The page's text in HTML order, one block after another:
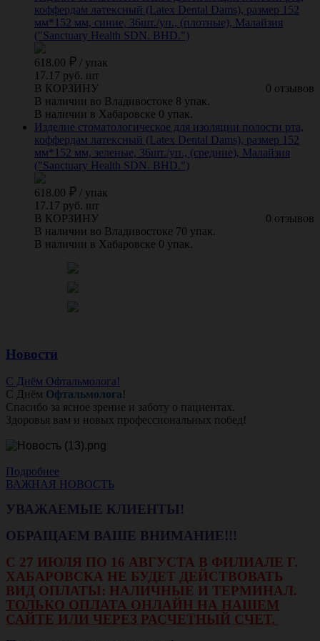
коффердам латексный (Latex Dental Dams), размер 152
мм*152 мм, синие, 36шт./уп., (плотные), Малайзия
("Sanctuary Health SDN. BHD.")
618.00 / упак
17.17 руб. шт
0 отзывов
В КОРЗИНУ
В наличии во Владивостоке 8 упак.
В наличии в Хабаровске 0 упак.
Изделие стоматологическое для изоляции полости рта,
коффердам латексный (Latex Dental Dams), размер 152
мм*152 мм, зеленые, 36шт./уп., (средние), Малайзия
("Sanctuary Health SDN. BHD.")
618.00 / упак
17.17 руб. шт
0 отзывов
В КОРЗИНУ
В наличии во Владивостоке 70 упак.
В наличии в Хабаровске 0 упак.
Новости
С Днём Офтальмолога!
С Днём Офтальмолога!
Спасибо за ясное зрение и заботу о пациентах.
Здоровья вам и новых профессиональных побед!
Подробнее
ВАЖНАЯ НОВОСТЬ
УВАЖАЕМЫЕ КЛИЕНТЫ!
ОБРАЩАЕМ ВАШЕ ВНИМАНИЕ!!!
С 27 ИЮЛЯ ПО 16 АВГУСТА В ФИЛИАЛЕ Г.
ХАБАРОВСКА НЕ БУДЕТ ДЕЙСТВОВАТЬ
ВИД ОПЛАТЫ: НАЛИЧНЫЕ И ТЕРМИНАЛ.
ТОЛЬКО ОПЛАТА ОНЛАЙН НА НАШЕМ
САЙТЕ ИЛИ ЧЕРЕЗ РАСЧЕТНЫЙ СЧЕТ.